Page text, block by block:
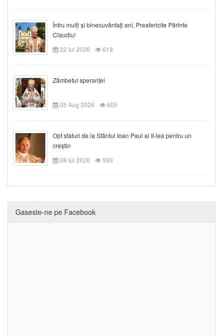
Întru mulți și binecuvântați ani, Preafericite Părinte
Claudiu!
22 Iul 2026
618
Zâmbetul speranței
05 Aug 2026 605
Opt sfaturi de la Sfântul Ioan Paul al II-lea pentru un
creștin
08 Iul 2026
593
Gaseste-ne pe Facebook